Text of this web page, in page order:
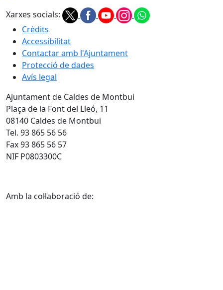
Xarxes socials:
Crèdits
Accessibilitat
Contactar amb l'Ajuntament
Protecció de dades
Avís legal
Ajuntament de Caldes de Montbui
Plaça de la Font del Lleó, 11
08140 Caldes de Montbui
Tel. 93 865 56 56
Fax 93 865 56 57
NIF P0803300C
Amb la col·laboració de: